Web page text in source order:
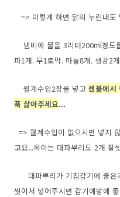
=> 이렇게 하면 닭의 누린내도
냄비에 물을 3리터200ml정도
파1개. 무1토막. 마늘8개. 생강2
월계수입2장을 넣고 센불에서
푹 삶아주세요...
=> 월계수입이 없으시면 넣지
고요...옥이는 대파뿌리도 2개 잘
대파뿌리가 기침감기에 좋은
씻어서 넣어주시면 감기예방에